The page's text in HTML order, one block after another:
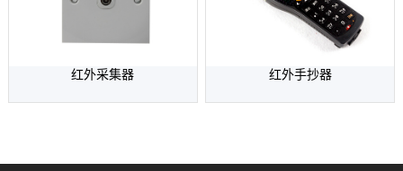
红外采集器 红外手抄器